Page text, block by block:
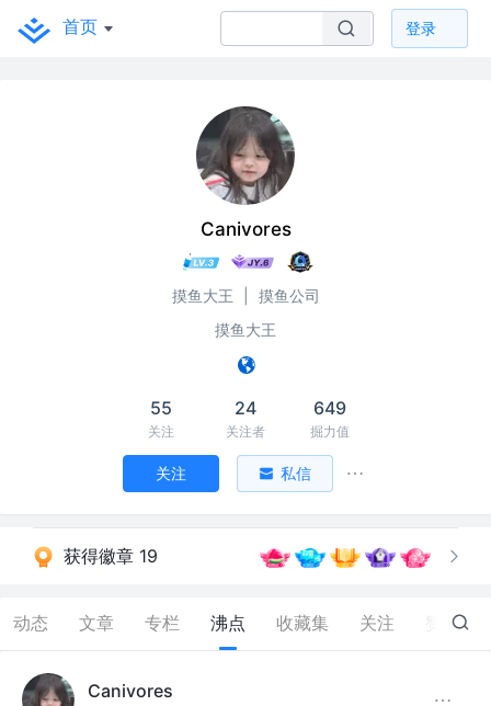
首页 登录
Canivores
摸鱼大王
摸鱼公司
摸鱼大王
55
关注
24
关注者
649
掘力值
关注 私信
获得徽章 19
动态 文章 专栏 沸点 收藏集 关注 347
Canivores